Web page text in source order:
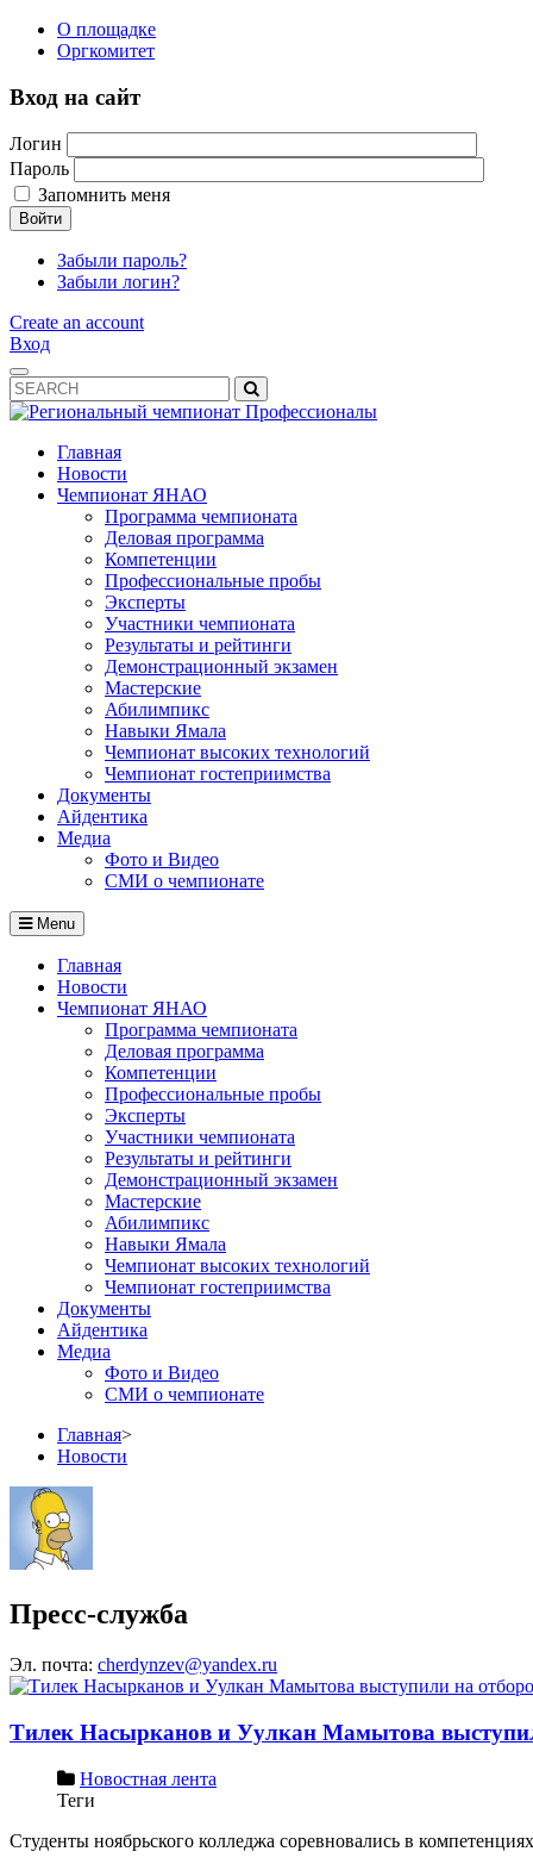
О площадке
Оргкомитет
Вход на сайт
Логин
Пароль
Запомнить меня
Войти
Забыли пароль?
Забыли логин?
Create an account
Вход
Главная
Новости
Чемпионат ЯНАО
Программа чемпионата
Деловая программа
Компетенции
Профессиональные пробы
Эксперты
Участники чемпионата
Результаты и рейтинги
Демонстрационный экзамен
Мастерские
Абилимпикс
Навыки Ямала
Чемпионат высоких технологий
Чемпионат гостеприимства
Документы
Айдентика
Медиа
Фото и Видео
СМИ о чемпионате
Menu
Главная
Новости
Чемпионат ЯНАО
Программа чемпионата
Деловая программа
Компетенции
Профессиональные пробы
Эксперты
Участники чемпионата
Результаты и рейтинги
Демонстрационный экзамен
Мастерские
Абилимпикс
Навыки Ямала
Чемпионат высоких технологий
Чемпионат гостеприимства
Документы
Айдентика
Медиа
Фото и Видео
СМИ о чемпионате
Главная>
Новости
Пресс-служба
Эл. почта: cherdynzev@yandex.ru
Тилек Насырканов и Уулкан Мамытова
Новостная лента
Теги
Студенты ноябрьского колледжа соревновались в